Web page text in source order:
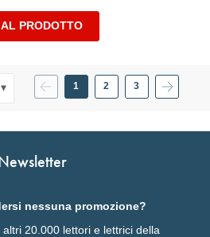
PRODOTTO
Pagina
Pagina
Precedente
Attualmente
la
1 Pagina
2 Pagina
3 Pagina
nessuna promozione?
20.000 lettori e lettrici della